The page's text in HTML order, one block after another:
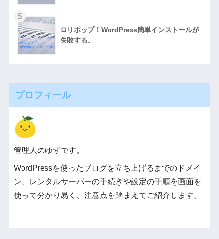
5
ロリポップ！WordPress簡単インストールが
失敗する。
プロフィール
管理人のゆずです。
WordPressを使ったブログを立ち上げるまでのドメイ
ン、レンタルサーバーの手続きや設定の手順を画面を
使って分かり易く、注意点を踏まえてご紹介します。